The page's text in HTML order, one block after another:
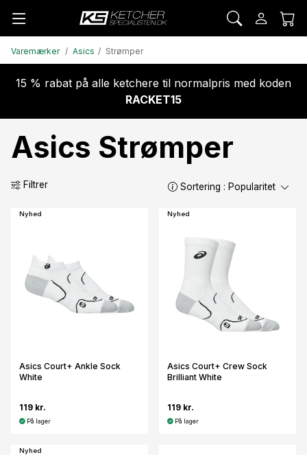
Varemærker Asics Strømper
15 % rabat på alle ketchere til normalpris med koden
RACKET15
Asics Strømper
Filtrer Sortering : Popularitet
Nyhed
Asics Court+ Ankle Sock
White
119 kr.
På lager
Nyhed
Asics Court+ Crew Sock
Brilliant White
119 kr.
På lager
Nyhed